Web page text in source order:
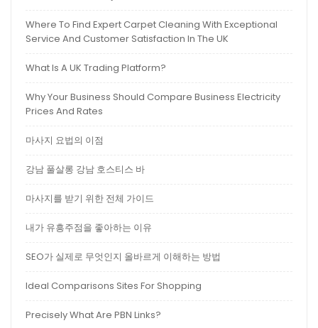
Where To Find Expert Carpet Cleaning With Exceptional
Service And Customer Satisfaction In The UK
What Is A UK Trading Platform?
Why Your Business Should Compare Business Electricity
Prices And Rates
마사지 요법의 이점
강남 풀살롱 강남 호스티스 바
마사지를 받기 위한 전체 가이드
내가 유흥주점을 좋아하는 이유
SEO가 실제로 무엇인지 올바르게 이해하는 방법
Ideal Comparisons Sites For Shopping
Precisely What Are PBN Links?